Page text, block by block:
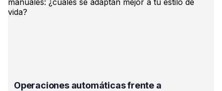
Operaciones automáticas frente a